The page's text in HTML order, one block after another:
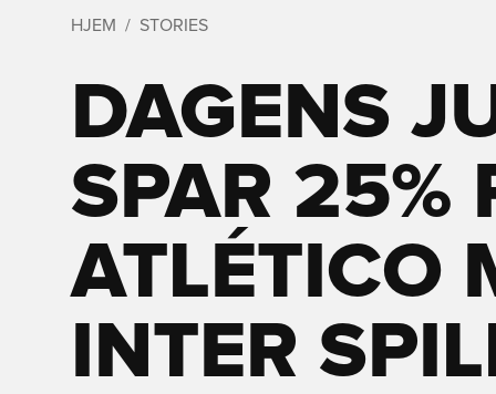
HJEM STORIES
DAGENS
SPAR 25%
ATLÉTICO
INTER